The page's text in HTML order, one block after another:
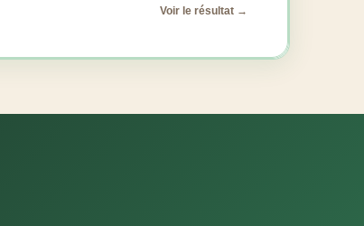
Voir le résultat →